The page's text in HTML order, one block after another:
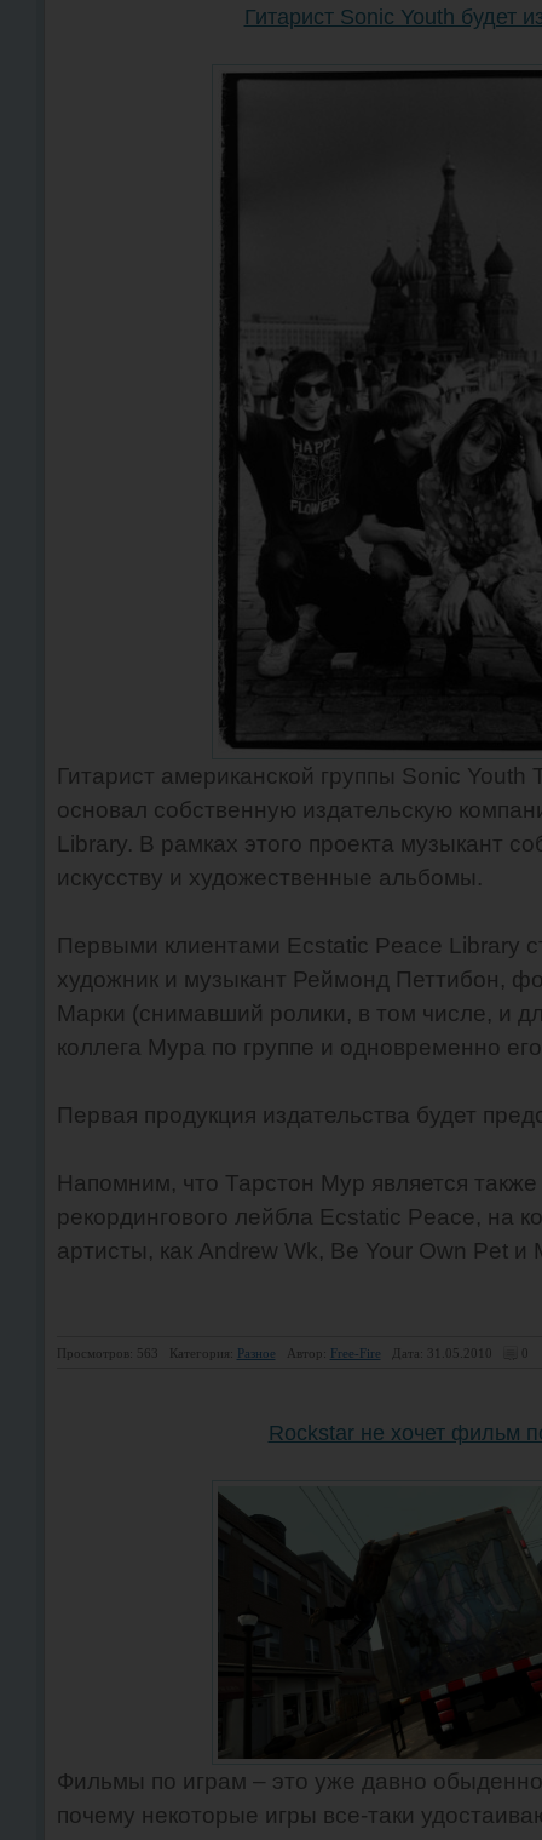
Гитарист Sonic Youth будет
Гитарист американской группы Sonic
основал собственную издательскую
Library. В рамках этого проекта музыкант
искусству и художественные альбомы.
Первыми клиентами Ecstatic Peace Library
художник и музыкант Реймонд Петтибон,
Марки (снимавший ролики, в том числе, и
коллега Мура по группе и одновременно
Первая продукция издательства будет
Напомним, что Тарстон Мур является
рекордингового лейбла Ecstatic Peace, на
артисты, как Andrew Wk, Be Your Own Pet и
Просмотров: 563 Категория: Разное Автор: Free-Fire Дата: 31.05.2010
Rockstar не хочет фильм
Фильмы по играм – это уже давно
почему некоторые игры все-таки